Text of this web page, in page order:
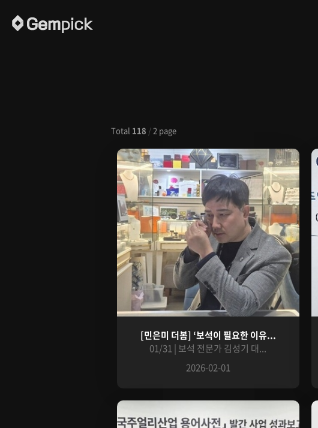
Total 118 /2 page
[민은미 더봄] ‘보석이 필요한 이유...
01/31 | 보석 전문가 김성기 대...
2026-02-01